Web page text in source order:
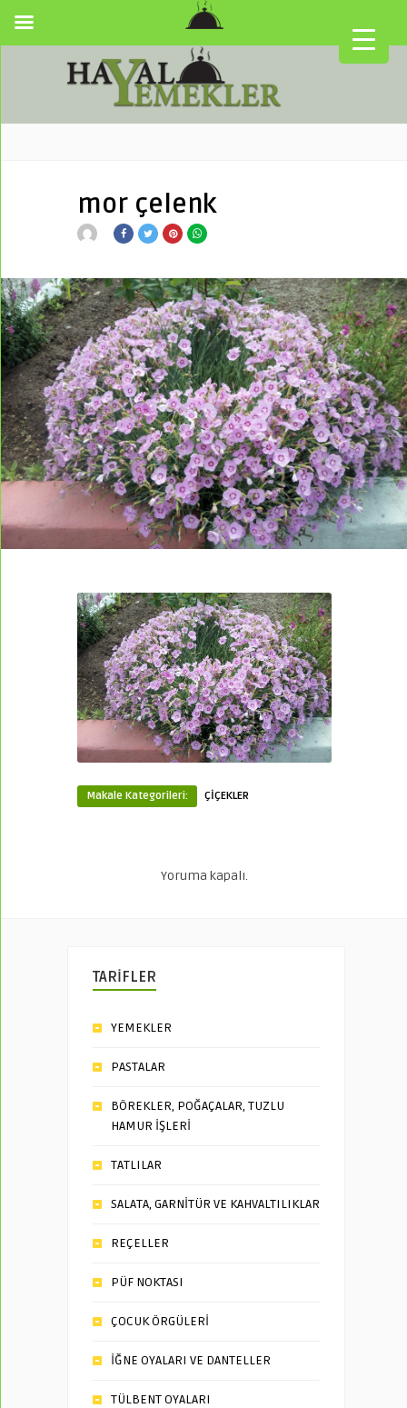
▼
mor çelenk
Makale Kategorileri: ÇİÇEKLER
Yoruma kapalı.
TARİFLER
YEMEKLER
PASTALAR
BÖREKLER, POĞAÇALAR, TUZLU
HAMUR İŞLERİ
TATLILAR
SALATA, GARNİTÜR VE KAHVALTILIKLAR
REÇELLER
PÜF NOKTASI
ÇOCUK ÖRGÜLERİ
İĞNE OYALARI VE DANTELLER
TÜLBENT OYALARI